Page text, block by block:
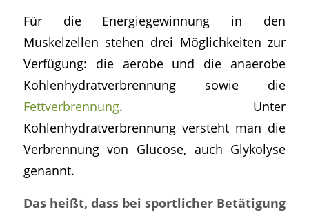
Für die Energiegewinnung in den
Muskelzellen stehen drei Möglichkeiten zur
Verfügung: die aerobe und die anaerobe
Kohlenhydratverbrennung sowie die
Fettverbrennung. Unter
Kohlenhydratverbrennung versteht man die
Verbrennung von Glucose, auch Glykolyse
genannt.
Das heißt, dass bei sportlicher Betätigung